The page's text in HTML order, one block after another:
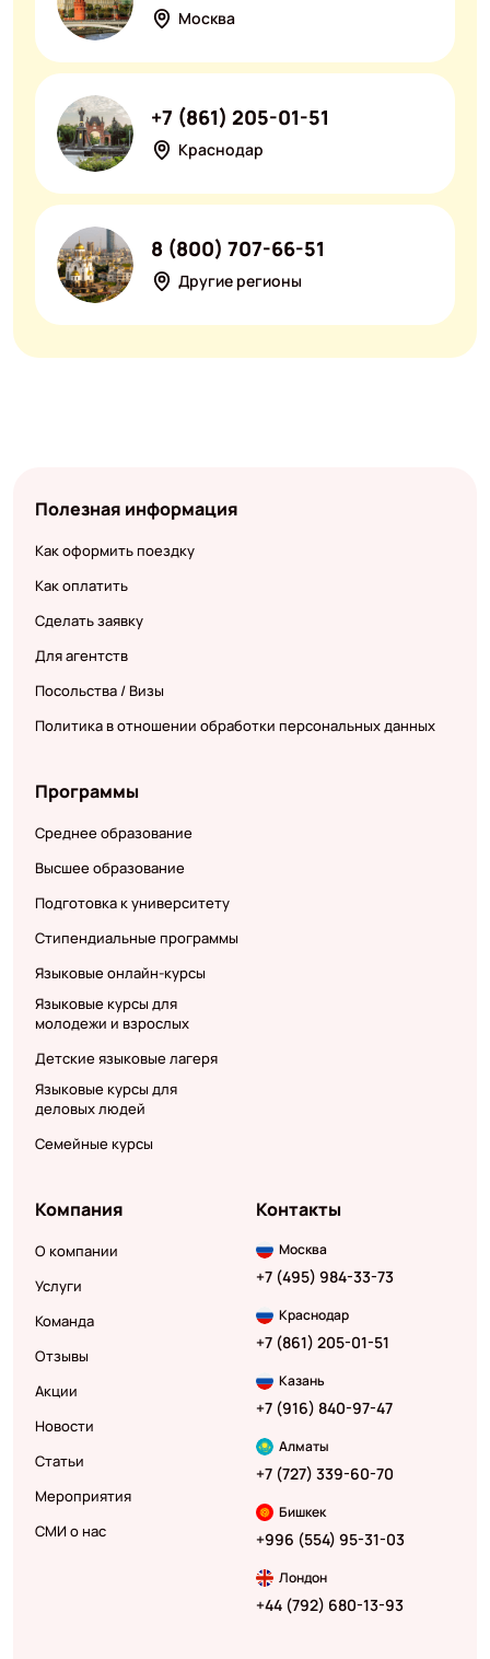
Москва
Краснодар
+7 (861) 205-01-51
Другие регионы
8 (800) 707-66-51
Полезная информация
Как оформить поездку
Как оплатить
Сделать заявку
Для агентств
Посольства / Визы
Политика в отношении обработки персональных данных
Программы
Среднее образование
Высшее образование
Подготовка к университету
Стипендиальные программы
Языковые онлайн-курсы
Языковые курсы для
молодежи и взрослых
Детские языковые лагеря
Языковые курсы для
деловых людей
Семейные курсы
Компания
О компании
Услуги
Команда
Отзывы
Акции
Новости
Статьи
Мероприятия
СМИ о нас
Контакты
Москва
+7 (495) 984-33-73
Краснодар
+7 (861) 205-01-51
Казань
+7 (916) 840-97-47
Алматы
+7 (727) 339-60-70
Бишкек
+996 (554) 95-31-03
Лондон
+44 (792) 680-13-93